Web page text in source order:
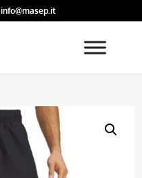
info@masep.it